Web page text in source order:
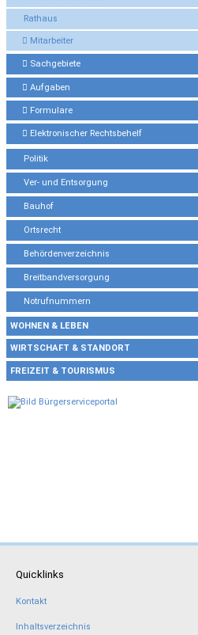
Rathaus
Mitarbeiter
Sachgebiete
Aufgaben
Formulare
Elektronischer Rechtsbehelf
Politik
Ver- und Entsorgung
Bauhof
Ortsrecht
Behördenverzeichnis
Breitbandversorgung
Notrufnummern
WOHNEN & LEBEN
WIRTSCHAFT & STANDORT
FREIZEIT & TOURISMUS
Quicklinks
Kontakt
Inhaltsverzeichnis